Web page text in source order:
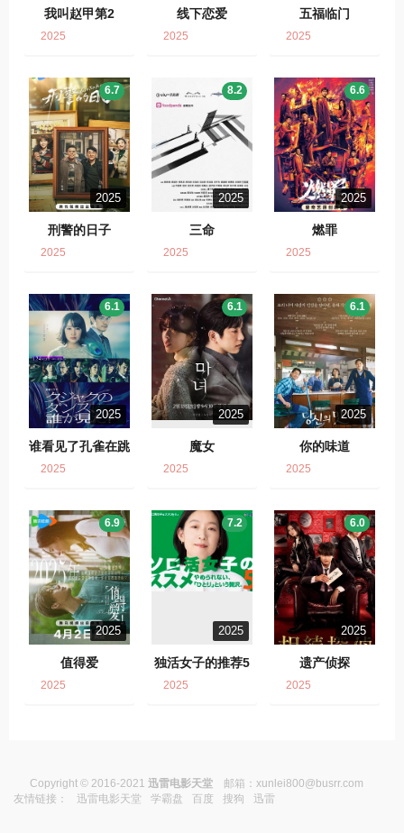
我叫赵甲第2
2025
线下恋爱
2025
五福临门
2025
2025
刑警的日子
6.7
2025
2025
三命
8.2
2025
2025
燃罪
6.6
2025
2025
谁看见了孔雀在跳
6.1
2025
2025
魔女
6.1
2025
2025
你的味道
6.1
2025
2025
值得爱
6.9
2025
2025
独活女子的推荐5
7.2
2025
2025
遗产侦探
6.0
2025
Copyright © 2016-2021 迅雷电影天堂 邮箱： xunlei800@busrr.com
友情链接：
迅雷电影天堂 学霸盘 百度 搜狗 迅雷